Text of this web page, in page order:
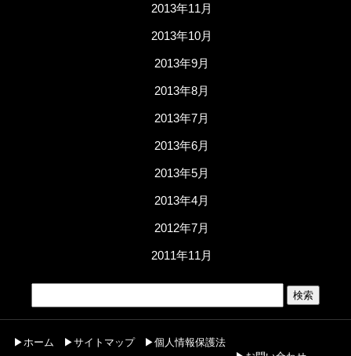
2013年11月
2013年10月
2013年9月
2013年8月
2013年7月
2013年6月
2013年5月
2013年4月
2012年7月
2011年11月
▶ホーム ▶サイトマップ
▶個人情報保護法